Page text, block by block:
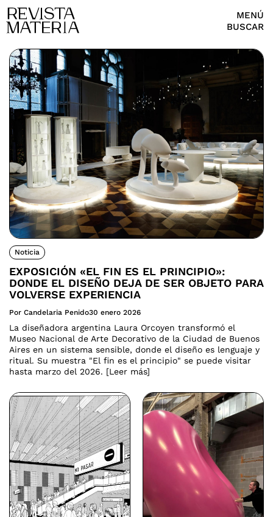
MENÚ
BUSCAR
Noticia
EXPOSICIÓN «EL FIN ES EL PRINCIPIO»:
DONDE EL DISEÑO DEJA DE SER OBJETO PARA
VOLVERSE EXPERIENCIA
Por Candelaria Penido30 enero 2026
La diseñadora argentina Laura Orcoyen transformó el
Museo Nacional de Arte Decorativo de la Ciudad de Buenos
Aires en un sistema sensible, donde el diseño es lenguaje y
ritual. Su muestra "El fin es el principio" se puede visitar
hasta marzo del 2026. [Leer más]